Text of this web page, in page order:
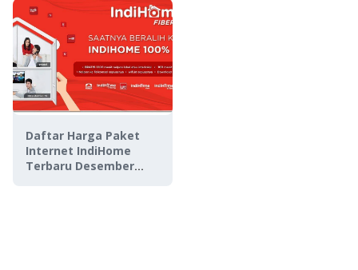
Daftar Harga Paket
Internet IndiHome
Terbaru Desember